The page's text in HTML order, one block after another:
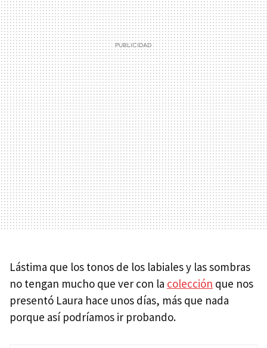
Lástima que los tonos de los labiales y las sombras
no tengan mucho que ver con la colección que nos
presentó Laura hace unos días, más que nada
porque así podríamos ir probando.